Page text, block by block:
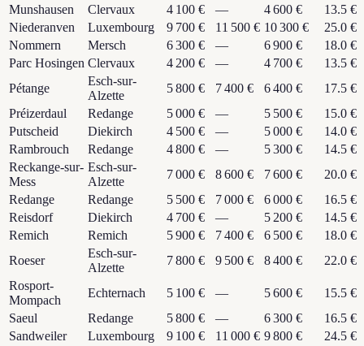
Munshausen
Clervaux 4 100 € — 4 600 €
13.5 €
Niederanven
Luxembourg 9 700 € 11 500 € 10 300 €
25.0 €
Nommern
Mersch 6 300 € — 6 900 €
18.0 €
Parc Hosingen Clervaux 4 200 € — 4 700 €
13.5 €
Pétange
Esch-sur-
Alzette
5 800 € 7 400 € 6 400 €
17.5 €
Préizerdaul
Redange 5 000 € — 5 500 €
15.0 €
Putscheid
Diekirch 4 500 € — 5 000 €
14.0 €
Rambrouch
Redange 4 800 € — 5 300 €
14.5 €
Reckange-sur-
Mess
Esch-sur-
Alzette
7 000 € 8 600 € 7 600 €
20.0 €
Redange
Redange 5 500 € 7 000 € 6 000 €
16.5 €
Reisdorf
Diekirch 4 700 € — 5 200 €
14.5 €
Remich
Remich 5 900 € 7 400 € 6 500 €
18.0 €
Roeser
Esch-sur-
Alzette
7 800 € 9 500 € 8 400 €
22.0 €
Rosport-
Mompach
Echternach 5 100 € — 5 600 €
15.5 €
Saeul
Redange 5 800 € — 6 300 €
16.5 €
Sandweiler
Luxembourg 9 100 € 11 000 € 9 800 €
24.5 €